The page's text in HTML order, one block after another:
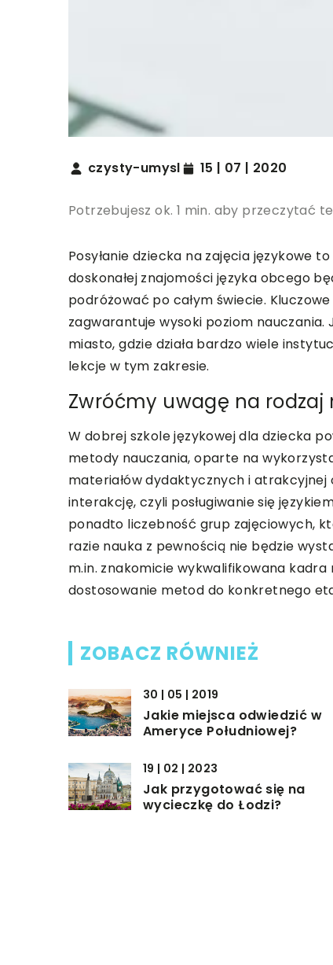
czysty-umysl 15 | 07 | 2020
Potrzebujesz ok. 1 min. aby przeczytać
Posyłanie dziecka na zajęcia językowe
doskonałej znajomości języka obcego
podróżować po całym świecie.
zagwarantuje wysoki poziom nauczania.
miasto, gdzie działa bardzo wiele
lekcje w tym zakresie.
Zwróćmy uwagę na
W dobrej szkole językowej dla dziecka
metody nauczania, oparte na
materiałów dydaktycznych i atrakcyjnej
interakcję, czyli posługiwanie się
ponadto liczebność grup zajęciowych,
razie nauka z pewnością nie będzie
m.in. znakomicie wykwalifikowana
dostosowanie metod do konkretnego
ZOBACZ RÓWNIEŻ
30 | 05 | 2019
Jakie miejsca odwiedzić w
Ameryce Południowej?
19 | 02 | 2023
Jak przygotować się na
wycieczkę do Łodzi?